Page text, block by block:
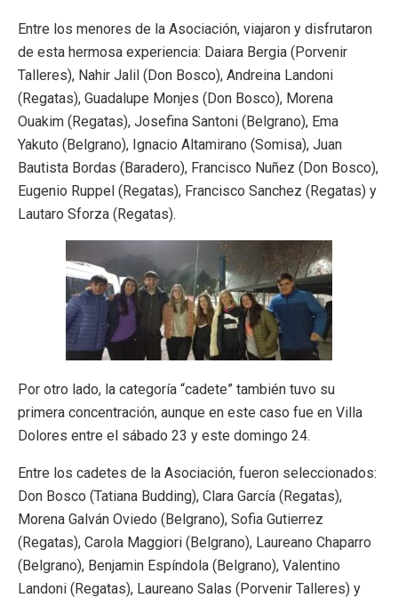
Entre los menores de la Asociación, viajaron y disfrutaron
de esta hermosa experiencia: Daiara Bergia (Porvenir
Talleres), Nahir Jalil (Don Bosco), Andreina Landoni
(Regatas), Guadalupe Monjes (Don Bosco), Morena
Ouakim (Regatas), Josefina Santoni (Belgrano), Ema
Yakuto (Belgrano), Ignacio Altamirano (Somisa), Juan
Bautista Bordas (Baradero), Francisco Nuñez (Don Bosco),
Eugenio Ruppel (Regatas), Francisco Sanchez (Regatas) y
Lautaro Sforza (Regatas).
Por otro lado, la categoría “cadete” también tuvo su
primera concentración, aunque en este caso fue en Villa
Dolores entre el sábado 23 y este domingo 24.
Entre los cadetes de la Asociación, fueron seleccionados:
Don Bosco (Tatiana Budding), Clara García (Regatas),
Morena Galván Oviedo (Belgrano), Sofia Gutierrez
(Regatas), Carola Maggiori (Belgrano), Laureano Chaparro
(Belgrano), Benjamin Espíndola (Belgrano), Valentino
Landoni (Regatas), Laureano Salas (Porvenir Talleres) y